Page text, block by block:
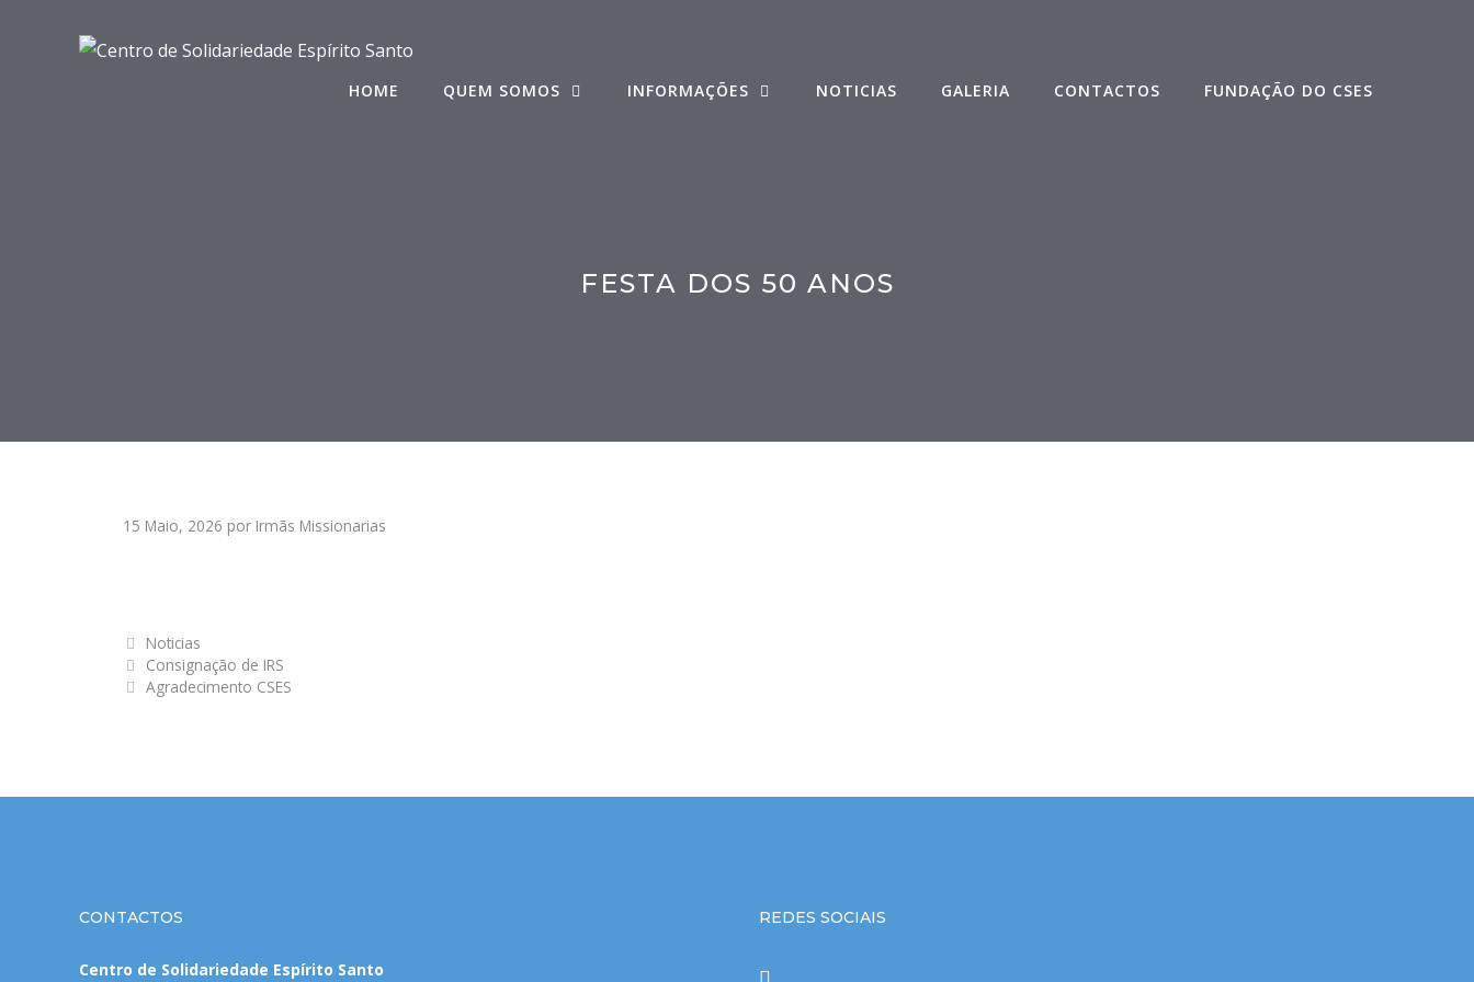
HOME QUEM SOMOS INFORMAÇÕES NOTICIAS GALERIA CONTACTOS FUNDAÇÃO DO CSES
FESTA DOS 50 ANOS
15 Maio, 2026 por Irmãs Missionarias
Categorias
Noticias
Consignação de IRS
Agradecimento CSES
CONTACTOS
Centro de Solidariedade Espírito Santo
REDES SOCIAIS